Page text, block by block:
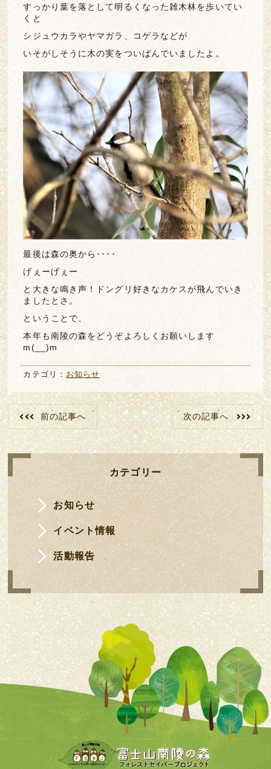
すっかり葉を落として明るくなった雑木林を歩いてい
くと
シジュウカラやヤマガラ、コゲラなどが
いそがしそうに木の実をついばんでいましたよ。
最後は森の奥から････
げぇーげぇー
と大きな鳴き声！ドングリ好きなカケスが飛んでいき
ましたとさ。
ということで、
本年も南陵の森をどうぞよろしくお願いします
m(__)m
カテゴリ： お知らせ
前の記事へ 次の記事へ
カテゴリー
お知らせ
イベント情報
活動報告